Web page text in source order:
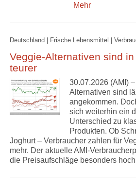
Mehr
Deutschland | Frische Lebensmittel |
Veggie-Alternativen sind
teurer
30.07.2026 (AMI)
Alternativen sind
angekommen.
sich weiterhin ein
Unterschied zu
Produkten. Ob
Joghurt – Verbraucher zahlen für
mehr. Der aktuelle AMI-
die Preisaufschläge besonders